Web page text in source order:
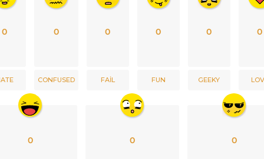
0 0
CONFUSED
0
FAIL
0
FUN
0
GEEKY
0
0 0 0